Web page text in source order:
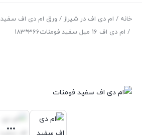
خانه / ام دی اف در شیراز / ورق ام‌ دی‌ اف سفید
/ ام دی اف 16 میل سفید فومنات366*183